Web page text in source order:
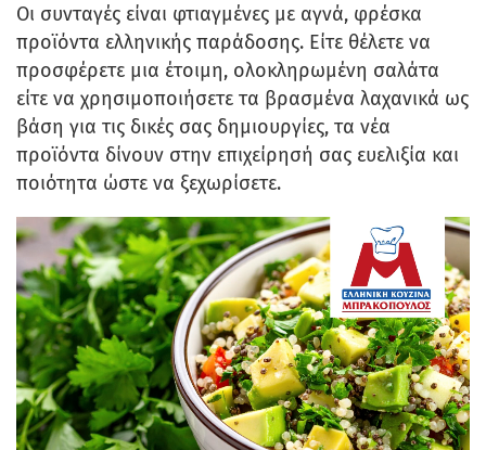
Οι συνταγές είναι φτιαγμένες με αγνά, φρέσκα
προϊόντα ελληνικής παράδοσης. Είτε θέλετε να
προσφέρετε μια έτοιμη, ολοκληρωμένη σαλάτα
είτε να χρησιμοποιήσετε τα βρασμένα λαχανικά ως
βάση για τις δικές σας δημιουργίες, τα νέα
προϊόντα δίνουν στην επιχείρησή σας ευελιξία και
ποιότητα ώστε να ξεχωρίσετε.